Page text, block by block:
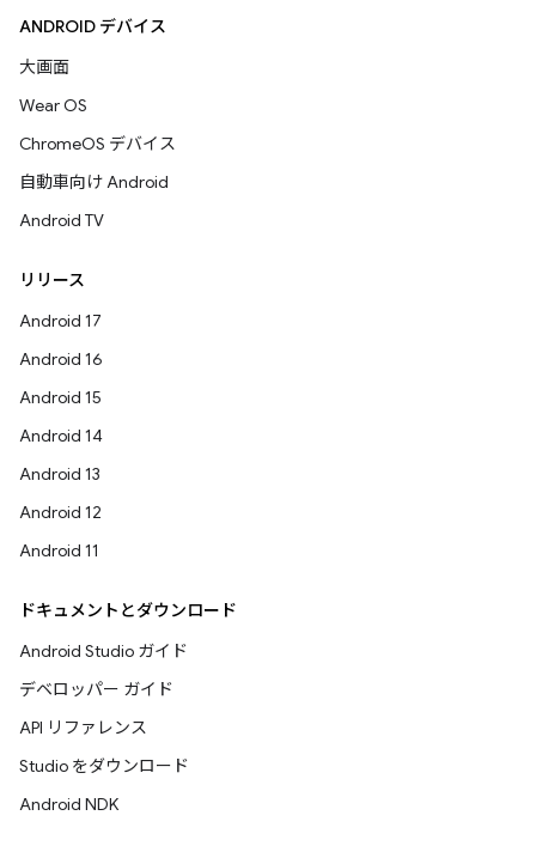
ANDROID デバイス
大画面
Wear OS
ChromeOS デバイス
自動車向け Android
Android TV
リリース
Android 17
Android 16
Android 15
Android 14
Android 13
Android 12
Android 11
ドキュメントとダウンロード
Android Studio ガイド
デベロッパー ガイド
API リファレンス
Studio をダウンロード
Android NDK